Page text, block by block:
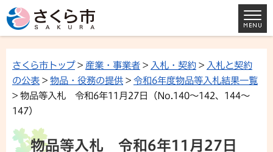
さくら市トップ> 産業・事業者 > 入札・契約 > 入札と契約
の公表 > 物品・役務の提供 > 令和6年度物品等入札結果一覧
> 物品等入札 令和6年11月27日（No.140〜142、144～
147）
物品等入札 令和6年11月27日